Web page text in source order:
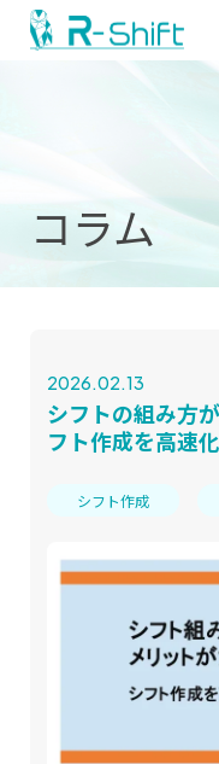
コラム
2026.02.13
シフトの組み方
フト作成を高速
シフト作成